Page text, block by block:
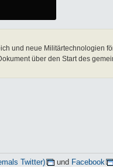
und neue Militärtechnologien
über den Start des
Twitter) und Facebook